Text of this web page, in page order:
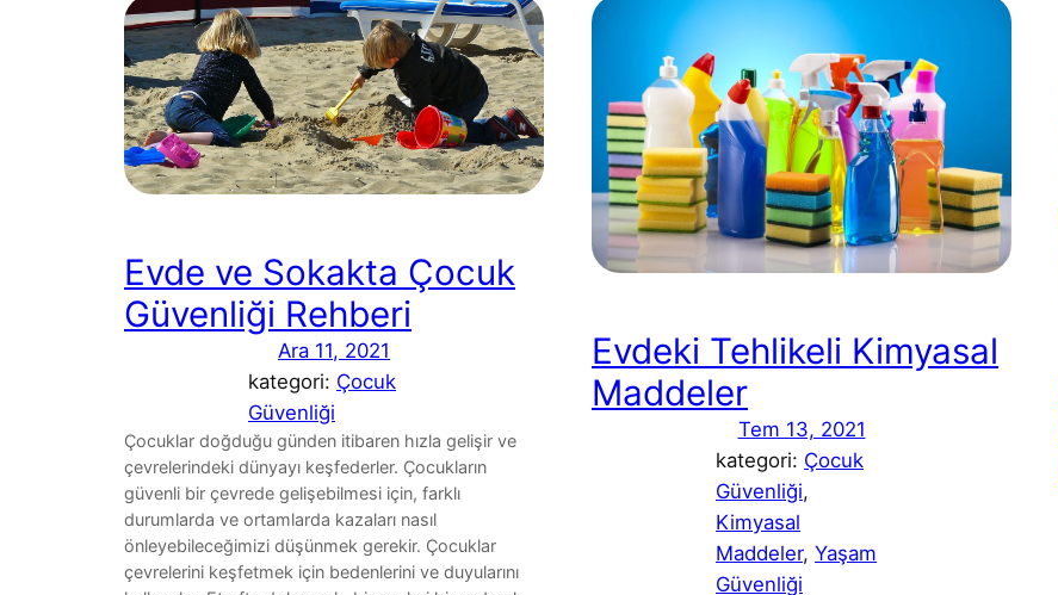
Evde ve Sokakta Çocuk
Güvenliği Rehberi
Ara 11, 2021
kategori: Çocuk
Güvenliği
Çocuklar doğduğu günden itibaren hızla gelişir ve
çevrelerindeki dünyayı keşfederler. Çocukların
güvenli bir çevrede gelişebilmesi için, farklı
durumlarda ve ortamlarda kazaları nasıl
önleyebileceğimizi düşünmek gerekir. Çocuklar
çevrelerini keşfetmek için bedenlerini ve duyularını
Evdeki Tehlikeli Kimyasal
Maddeler
Tem 13, 2021
kategori: Çocuk
Güvenliği
Kimyasal
Maddeler, Yaşam
Güvenliği